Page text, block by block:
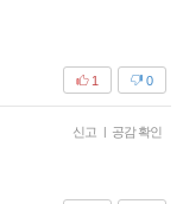
0
1
신고 | 공감 확인